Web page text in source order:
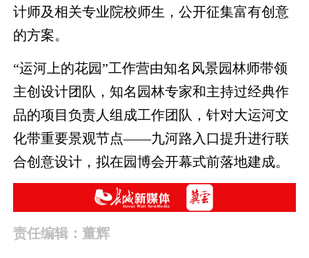
计师及相关专业院校师生，公开征集富有创意
的方案。
“运河上的花园”工作营由知名风景园林师带领
主创设计团队，知名园林专家和主持过经典作
品的项目负责人组成工作团队，针对大运河文
化带重要景观节点——九河路入口提升进行联
合创意设计，拟在园博会开幕式前落地建成。
责任编辑：董辉